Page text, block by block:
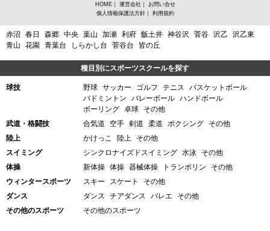
宮城県宮城郡利府町、その他のスポーツからスポーツスクールを探す
赤沼 春日 森郷 中央 葉山 加瀬 利府 飯土井 神谷沢 菅谷 沢乙
沢乙東
青山
花園 青葉台 しらかし台 菅谷台 皆の丘
種目別にスポーツスクールを探す
球技 野球 サッカー ゴルフ テニス
バスケットボール
バドミントン
バレーボール ハンドボール
ボーリング 卓球
その他
武道・格闘技
合気道 空手 剣道 柔道 ボクシング
その他
陸上
かけっこ 陸上
その他
スイミング
シンクロナイズドスイミング 水泳
その他
体操
新体操 体操 器械体操 トランポリン
その他
ウィンタースポーツ
スキー スケート
その他
ダンス
ダンス チアダンス バレエ
その他
その他のスポーツ
その他のスポーツ
HOME｜ 運営会社 ｜
お問い合せ
個人情報保護法方針｜ 利用規約